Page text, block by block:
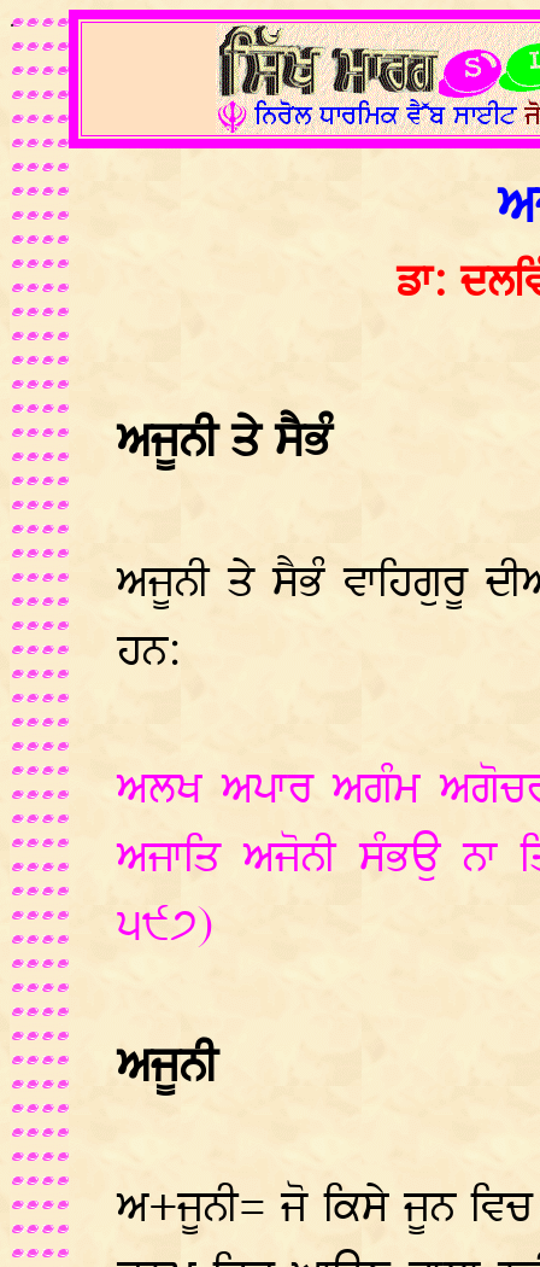
.
ਡਾ:
ਅਜੂਨੀ ਤੇ ਸੈਭੰ
ਅਜੂਨੀ ਤੇ ਸੈਭੰ ਵਾਹਿਗੁਰੂ
ਹਨ:
ਅਲਖ ਅਪਾਰ ਅਗੰਮ ਅਗੋਚਰ
ਅਜਾਤਿ ਅਜੋਨੀ ਸੰਭਉ ਨਾ
੫੯੭)
ਅਜੂਨੀ
ਅ+ਜੂਨੀ= ਜੋ ਕਿਸੇ ਜੂਨ ਵਿਚ